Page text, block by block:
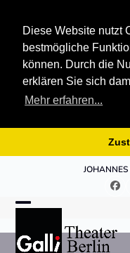
Diese Website nutzt
bestmögliche
können. Durch die
erklären Sie sich
Mehr erfahren...
mobile
mobile